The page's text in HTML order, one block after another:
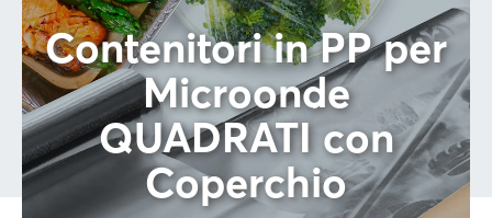
Contenitori in PP per
Microonde
QUADRATI con
Coperchio